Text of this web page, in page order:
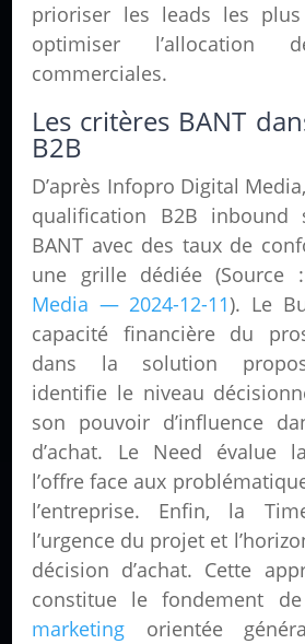
prioriser les leads les
optimiser l’allocation
commerciales.
Les critères BANT
B2B
D’après Infopro Digital
qualification B2B inbound
BANT avec des taux de
une grille dédiée (Source :
Media — 2024-12-11). Le
capacité financière du
dans la solution
identifie le niveau
son pouvoir d’influence
d’achat. Le Need évalue
l’offre face aux
l’entreprise. Enfin, la
l’urgence du projet et
décision d’achat. Cette
constitue le fondement
marketing orientée